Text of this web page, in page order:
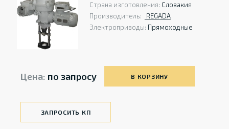
Страна изготовления: Словакия
Производитель:
REGADA
Электроприводы: Прямоходные
Цена: по запросу В КОРЗИНУ
ЗАПРОСИТЬ КП